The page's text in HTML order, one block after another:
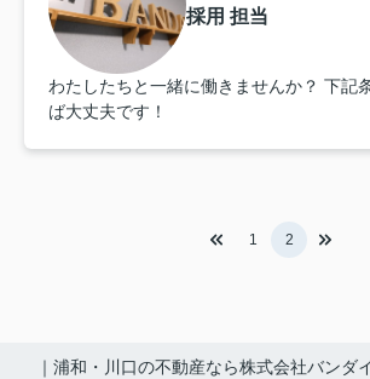
採用 担当
わたしたちと一緒に働きませんか？ 下記
ば大丈夫です！
1 2
｜浦和・川口の不動産なら株式会社バンダ